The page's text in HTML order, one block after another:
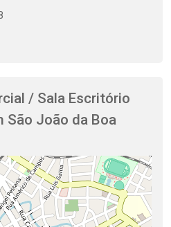
/ Sala Escritório
São João da Boa